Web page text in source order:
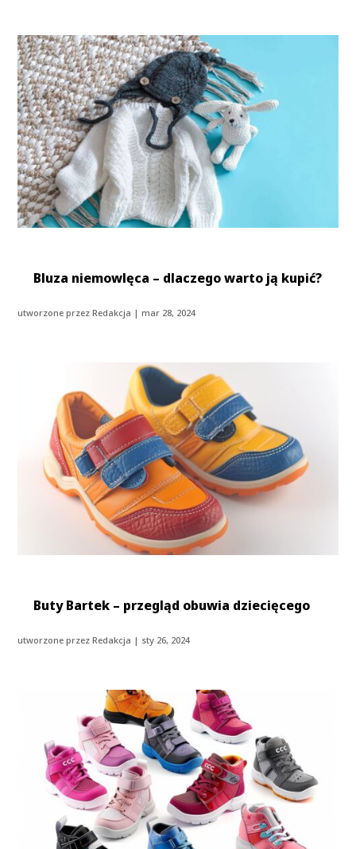
Bluza niemowlęca – dlaczego warto ją kupić?
utworzone przezRedakcja |mar 28, 2024
Buty Bartek – przegląd obuwia dziecięcego
utworzone przezRedakcja | sty 26, 2024